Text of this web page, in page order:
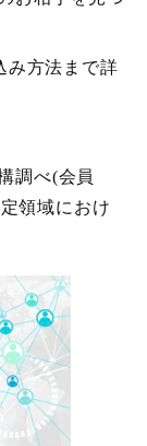
み方法まで詳
調べ(会員
領域におけ